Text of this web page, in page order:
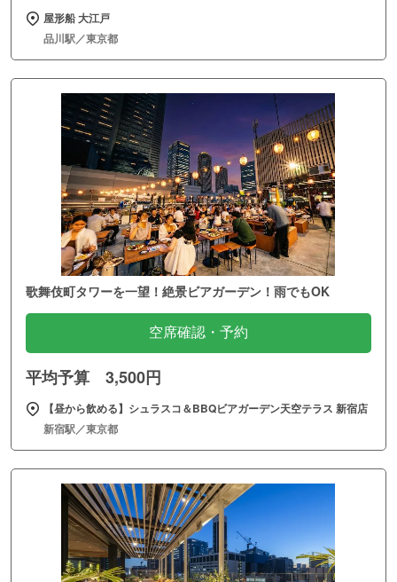
屋形船 大江戸
品川駅／東京都
歌舞伎町タワーを一望！絶景ビアガーデン！雨でもOK
空席確認・予約
平均予算 3,500円
【昼から飲める】シュラスコ＆BBQビアガーデン天空テラス 新宿店
新宿駅／東京都